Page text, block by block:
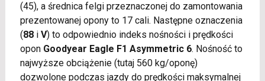
(45), a średnica felgi przeznaczonej do zamontowania
prezentowanej opony to 17 cali. Następne oznaczenia
(88i V) to odpowiednio indeks nośności i prędkości
opon Goodyear Eagle F1 Asymmetric 6. Nośność to
najwyższe obciążenie (tutaj 560 kg/oponę)
dozwolone podczas jazdy do prędkości maksymalnej